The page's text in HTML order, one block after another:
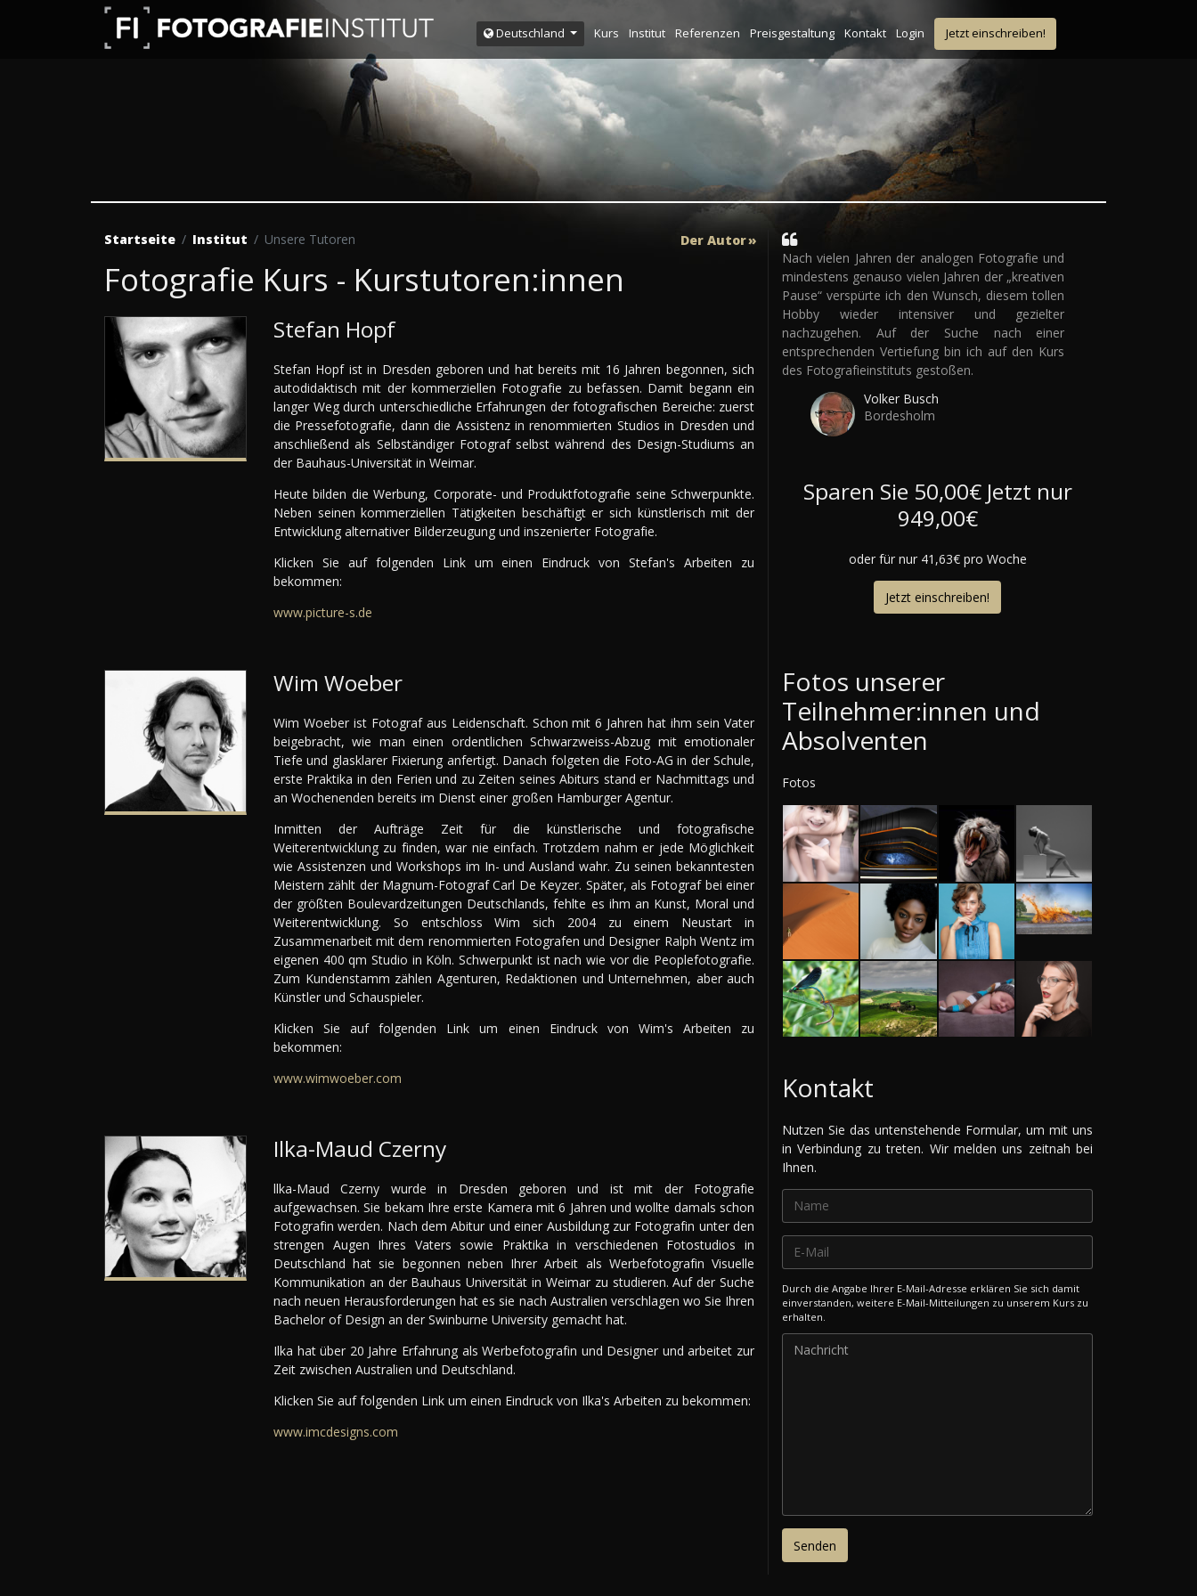
Deutschland Kurs Institut Referenzen Preisgestaltung Kontakt Login Jetzt einschreiben!
Startseite Institut Unsere Tutoren Der Autor
Fotografie Kurs - Kurstutoren:innen
Stefan Hopf
Stefan Hopf ist in Dresden geboren und hat bereits mit 16 Jahren begonnen, sich
autodidaktisch mit der kommerziellen Fotografie zu befassen. Damit begann ein
langer Weg durch unterschiedliche Erfahrungen der fotografischen Bereiche: zuerst
die Pressefotografie, dann die Assistenz in renommierten Studios in Dresden und
anschließend als Selbständiger Fotograf selbst während des Design-Studiums an
der Bauhaus-Universität in Weimar.
Heute bilden die Werbung, Corporate- und Produktfotografie seine Schwerpunkte.
Neben seinen kommerziellen Tätigkeiten beschäftigt er sich künstlerisch mit der
Entwicklung alternativer Bilderzeugung und inszenierter Fotografie.
Klicken Sie auf folgenden Link um einen Eindruck von Stefan's Arbeiten zu
bekommen:
www.picture-s.de
Wim Woeber
Wim Woeber ist Fotograf aus Leidenschaft. Schon mit 6 Jahren hat ihm sein Vater
beigebracht, wie man einen ordentlichen Schwarzweiss-Abzug mit emotionaler
Tiefe und glasklarer Fixierung anfertigt. Danach folgeten die Foto-AG in der Schule,
erste Praktika in den Ferien und zu Zeiten seines Abiturs stand er Nachmittags und
an Wochenenden bereits im Dienst einer großen Hamburger Agentur.
Inmitten der Aufträge Zeit für die künstlerische und fotografische
Weiterentwicklung zu finden, war nie einfach. Trotzdem nahm er jede Möglichkeit
wie Assistenzen und Workshops im In- und Ausland wahr. Zu seinen bekanntesten
Meistern zählt der Magnum-Fotograf Carl De Keyzer. Später, als Fotograf bei einer
der größten Boulevardzeitungen Deutschlands, fehlte es ihm an Kunst, Moral und
Weiterentwicklung. So entschloss Wim sich 2004 zu einem Neustart in
Zusammenarbeit mit dem renommierten Fotografen und Designer Ralph Wentz im
eigenen 400 qm Studio in Köln. Schwerpunkt ist nach wie vor die Peoplefotografie.
Zum Kundenstamm zählen Agenturen, Redaktionen und Unternehmen, aber auch
Künstler und Schauspieler.
Klicken Sie auf folgenden Link um einen Eindruck von Wim's Arbeiten zu
bekommen:
www.wimwoeber.com
Ilka-Maud Czerny
llka-Maud Czerny wurde in Dresden geboren und ist mit der Fotografie
aufgewachsen. Sie bekam Ihre erste Kamera mit 6 Jahren und wollte damals schon
Fotografin werden. Nach dem Abitur und einer Ausbildung zur Fotografin unter den
strengen Augen Ihres Vaters sowie Praktika in verschiedenen Fotostudios in
Deutschland hat sie begonnen neben Ihrer Arbeit als Werbefotografin Visuelle
Kommunikation an der Bauhaus Universität in Weimar zu studieren. Auf der Suche
nach neuen Herausforderungen hat es sie nach Australien verschlagen wo Sie Ihren
Bachelor of Design an der Swinburne University gemacht hat.
Ilka hat über 20 Jahre Erfahrung als Werbefotografin und Designer und arbeitet zur
Zeit zwischen Australien und Deutschland.
Klicken Sie auf folgenden Link um einen Eindruck von Ilka's Arbeiten zu bekommen:
www.imcdesigns.com
Nach vielen Jahren der analogen Fotografie und
mindestens genauso vielen Jahren der „kreativen
Pause“ verspürte ich den Wunsch, diesem tollen
Hobby wieder intensiver und gezielter
nachzugehen. Auf der Suche nach einer
entsprechenden Vertiefung bin ich auf den Kurs
des Fotografieinstituts gestoßen.
Volker Busch
Bordesholm
Sparen Sie 50,00€ Jetzt nur
949,00€
oder für nur 41,63€ pro Woche
Jetzt einschreiben!
Fotos unserer
Teilnehmer:innen und
Absolventen
Fotos
Kontakt
Nutzen Sie das untenstehende Formular, um mit uns
in Verbindung zu treten. Wir melden uns zeitnah bei
Ihnen.
Durch die Angabe Ihrer E-Mail-Adresse erklären Sie sich damit
einverstanden, weitere E-Mail-Mitteilungen zu unserem Kurs zu
erhalten.